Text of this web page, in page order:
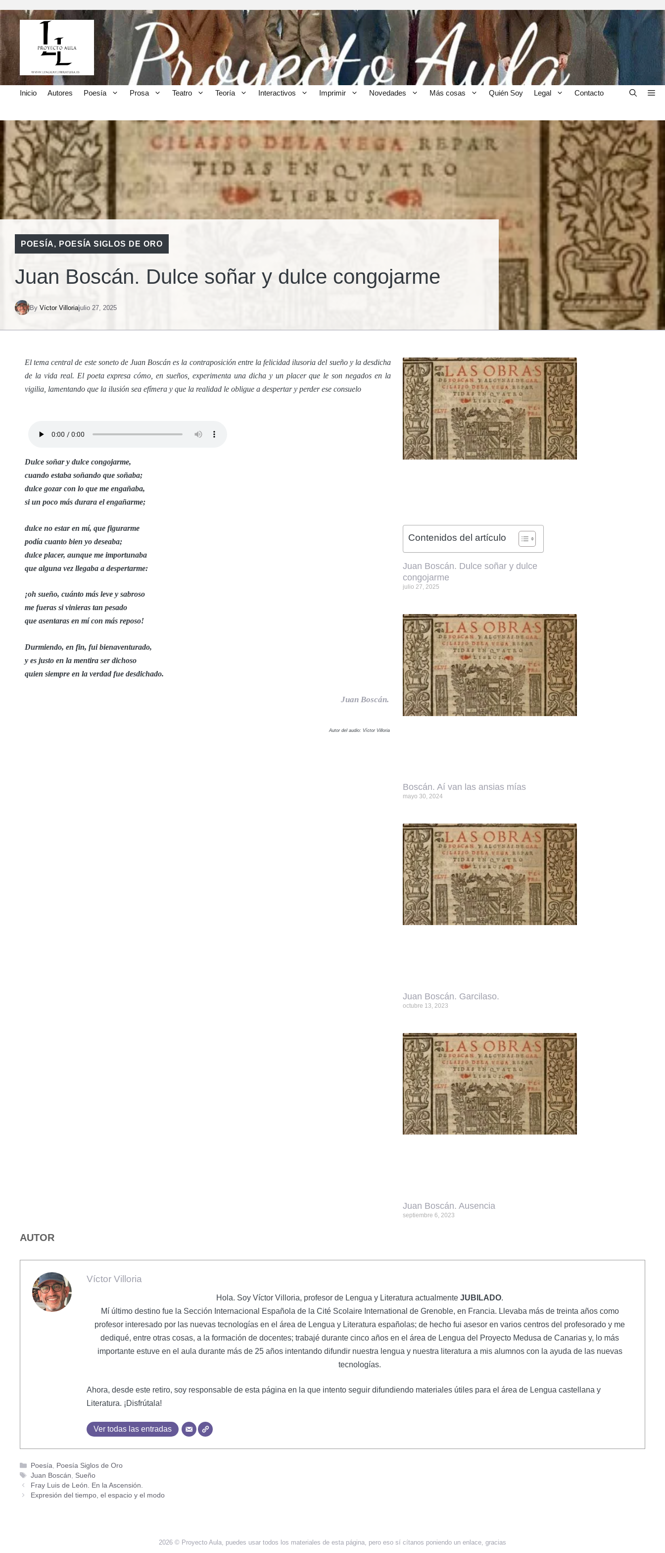
Inicio Autores Poesía Prosa Teatro Teoría Interactivos Imprimir Novedades Más cosas Quién Soy Legal Contacto
POESÍA, POESÍA SIGLOS DE ORO
Juan Boscán. Dulce soñar y dulce congojarme
By Víctor Villoriajulio 27, 2025
El tema central de este soneto de Juan Boscán es la contraposición entre la felicidad ilusoria del sueño y la desdicha
de la vida real. El poeta expresa cómo, en sueños, experimenta una dicha y un placer que le son negados en la
vigilia, lamentando que la ilusión sea efímera y que la realidad le obligue a despertar y perder ese consuelo
Dulce soñar y dulce congojarme,
cuando estaba soñando que soñaba;
dulce gozar con lo que me engañaba,
si un poco más durara el engañarme;
dulce no estar en mí, que figurarme
podía cuanto bien yo deseaba;
dulce placer, aunque me importunaba
que alguna vez llegaba a despertarme:
¡oh sueño, cuánto más leve y sabroso
me fueras si vinieras tan pesado
que asentaras en mí con más reposo!
Durmiendo, en fin, fui bienaventurado,
y es justo en la mentira ser dichoso
quien siempre en la verdad fue desdichado.
Juan Boscán.
Autor del audio: Víctor Villoria
Contenidos del artículo
Juan Boscán. Dulce soñar y dulce
congojarme
julio 27, 2025
Boscán. Aí van las ansias mías
mayo 30, 2024
Juan Boscán. Garcilaso.
octubre 13, 2023
Juan Boscán. Ausencia
septiembre 6, 2023
AUTOR
Víctor Villoria
Hola. Soy Víctor Villoria, profesor de Lengua y Literatura actualmente JUBILADO.
Mí último destino fue la Sección Internacional Española de la Cité Scolaire International de Grenoble, en Francia. Llevaba más de treinta años como
profesor interesado por las nuevas tecnologías en el área de Lengua y Literatura españolas; de hecho fui asesor en varios centros del profesorado y me
dediqué, entre otras cosas, a la formación de docentes; trabajé durante cinco años en el área de Lengua del Proyecto Medusa de Canarias y, lo más
importante estuve en el aula durante más de 25 años intentando difundir nuestra lengua y nuestra literatura a mis alumnos con la ayuda de las nuevas
tecnologías.
Ahora, desde este retiro, soy responsable de esta página en la que intento seguir difundiendo materiales útiles para el área de Lengua castellana y
Literatura. ¡Disfrútala!
Ver todas las entradas
Poesía, Poesía Siglos de Oro
Juan Boscán, Sueño
Fray Luis de León. En la Ascensión.
Expresión del tiempo, el espacio y el modo
2026 © Proyecto Aula, puedes usar todos los materiales de esta página, pero eso sí cítanos poniendo un enlace, gracias